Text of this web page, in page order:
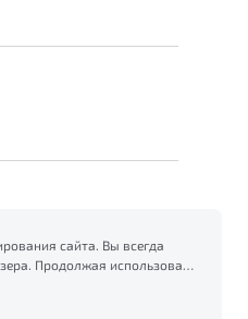
сайта. Вы всегда
Продолжая использовать
блокировке